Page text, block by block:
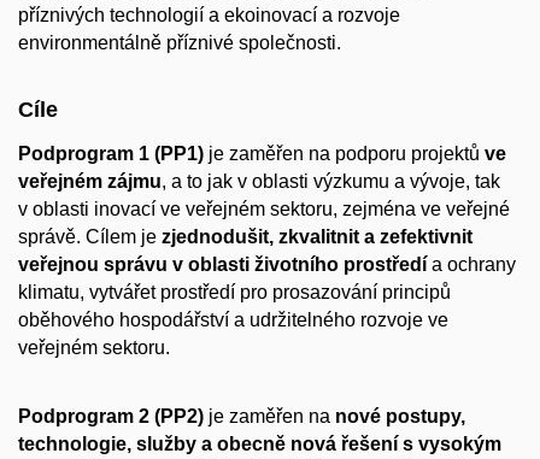
příznivých technologií a ekoinovací a rozvoje
environmentálně příznivé společnosti.
Cíle
Podprogram 1 (PP1) je zaměřen na podporu projektů ve
veřejném zájmu, a to jak v oblasti výzkumu a vývoje, tak
v oblasti inovací ve veřejném sektoru, zejména ve veřejné
správě. Cílem je zjednodušit, zkvalitnit a zefektivnit
veřejnou správu v oblasti životního prostředí a ochrany
klimatu, vytvářet prostředí pro prosazování principů
oběhového hospodářství a udržitelného rozvoje ve
veřejném sektoru.
Podprogram 2 (PP2) je zaměřen na nové postupy,
technologie, služby a obecně nová řešení s vysokým